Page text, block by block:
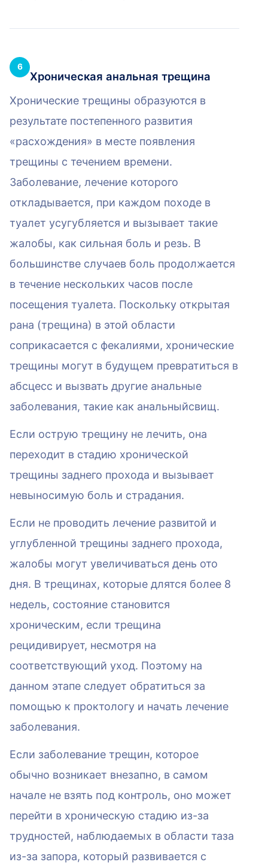
6
Хроническая анальная трещина
Хронические трещины образуются в
результате постепенного развития
«расхождения» в месте появления
трещины с течением времени.
Заболевание, лечение которого
откладывается, при каждом походе в
туалет усугубляется и вызывает такие
жалобы, как сильная боль и резь. В
большинстве случаев боль продолжается
в течение нескольких часов после
посещения туалета. Поскольку открытая
рана (трещина) в этой области
соприкасается с фекалиями, хронические
трещины могут в будущем превратиться в
абсцесс и вызвать другие анальные
заболевания, такие как анальныйсвищ.
Если острую трещину не лечить, она
переходит в стадию хронической
трещины заднего прохода и вызывает
невыносимую боль и страдания.
Если не проводить лечение развитой и
углубленной трещины заднего прохода,
жалобы могут увеличиваться день ото
дня. В трещинах, которые длятся более 8
недель, состояние становится
хроническим, если трещина
рецидивирует, несмотря на
соответствующий уход. Поэтому на
данном этапе следует обратиться за
помощью к проктологу и начать лечение
заболевания.
Если заболевание трещин, которое
обычно возникает внезапно, в самом
начале не взять под контроль, оно может
перейти в хроническую стадию из-за
трудностей, наблюдаемых в области таза
из-за запора, который развивается с